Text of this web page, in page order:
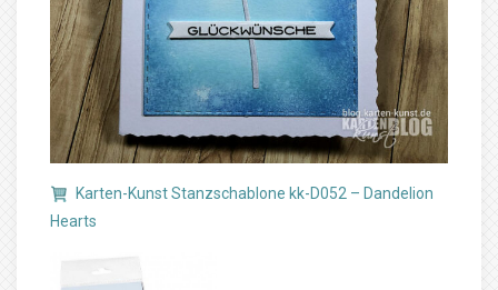
Karten-Kunst Stanzschablone kk-D052 – Dandelion
Hearts